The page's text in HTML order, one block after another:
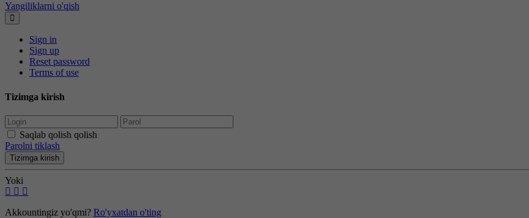
Yangiliklarni o'qish
Sign in
Sign up
Reset password
Terms of use
Tizimga kirish
Saqlab qolish qolish
Parolni tiklash
Tizimga kirish
Yoki
Akkountingiz yo'qmi? Ro'yxatdan o'ting